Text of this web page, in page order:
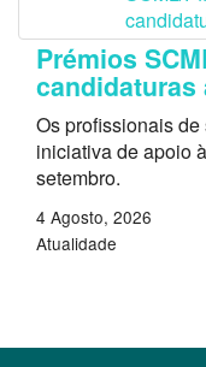
Prémios
candidaturas
Os profissionais
iniciativa de apoio
setembro.
4 Agosto, 2026
Atualidade